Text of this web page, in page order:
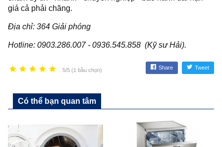
giá cả phải chăng.
Địa chỉ: 364 Giải phóng
Hotline: 0903.286.007 - 0936.545.858 (Kỹ sư Hải).
5/5 (1 bầu chọn) Share Tweet
Có thể bạn quan tâm